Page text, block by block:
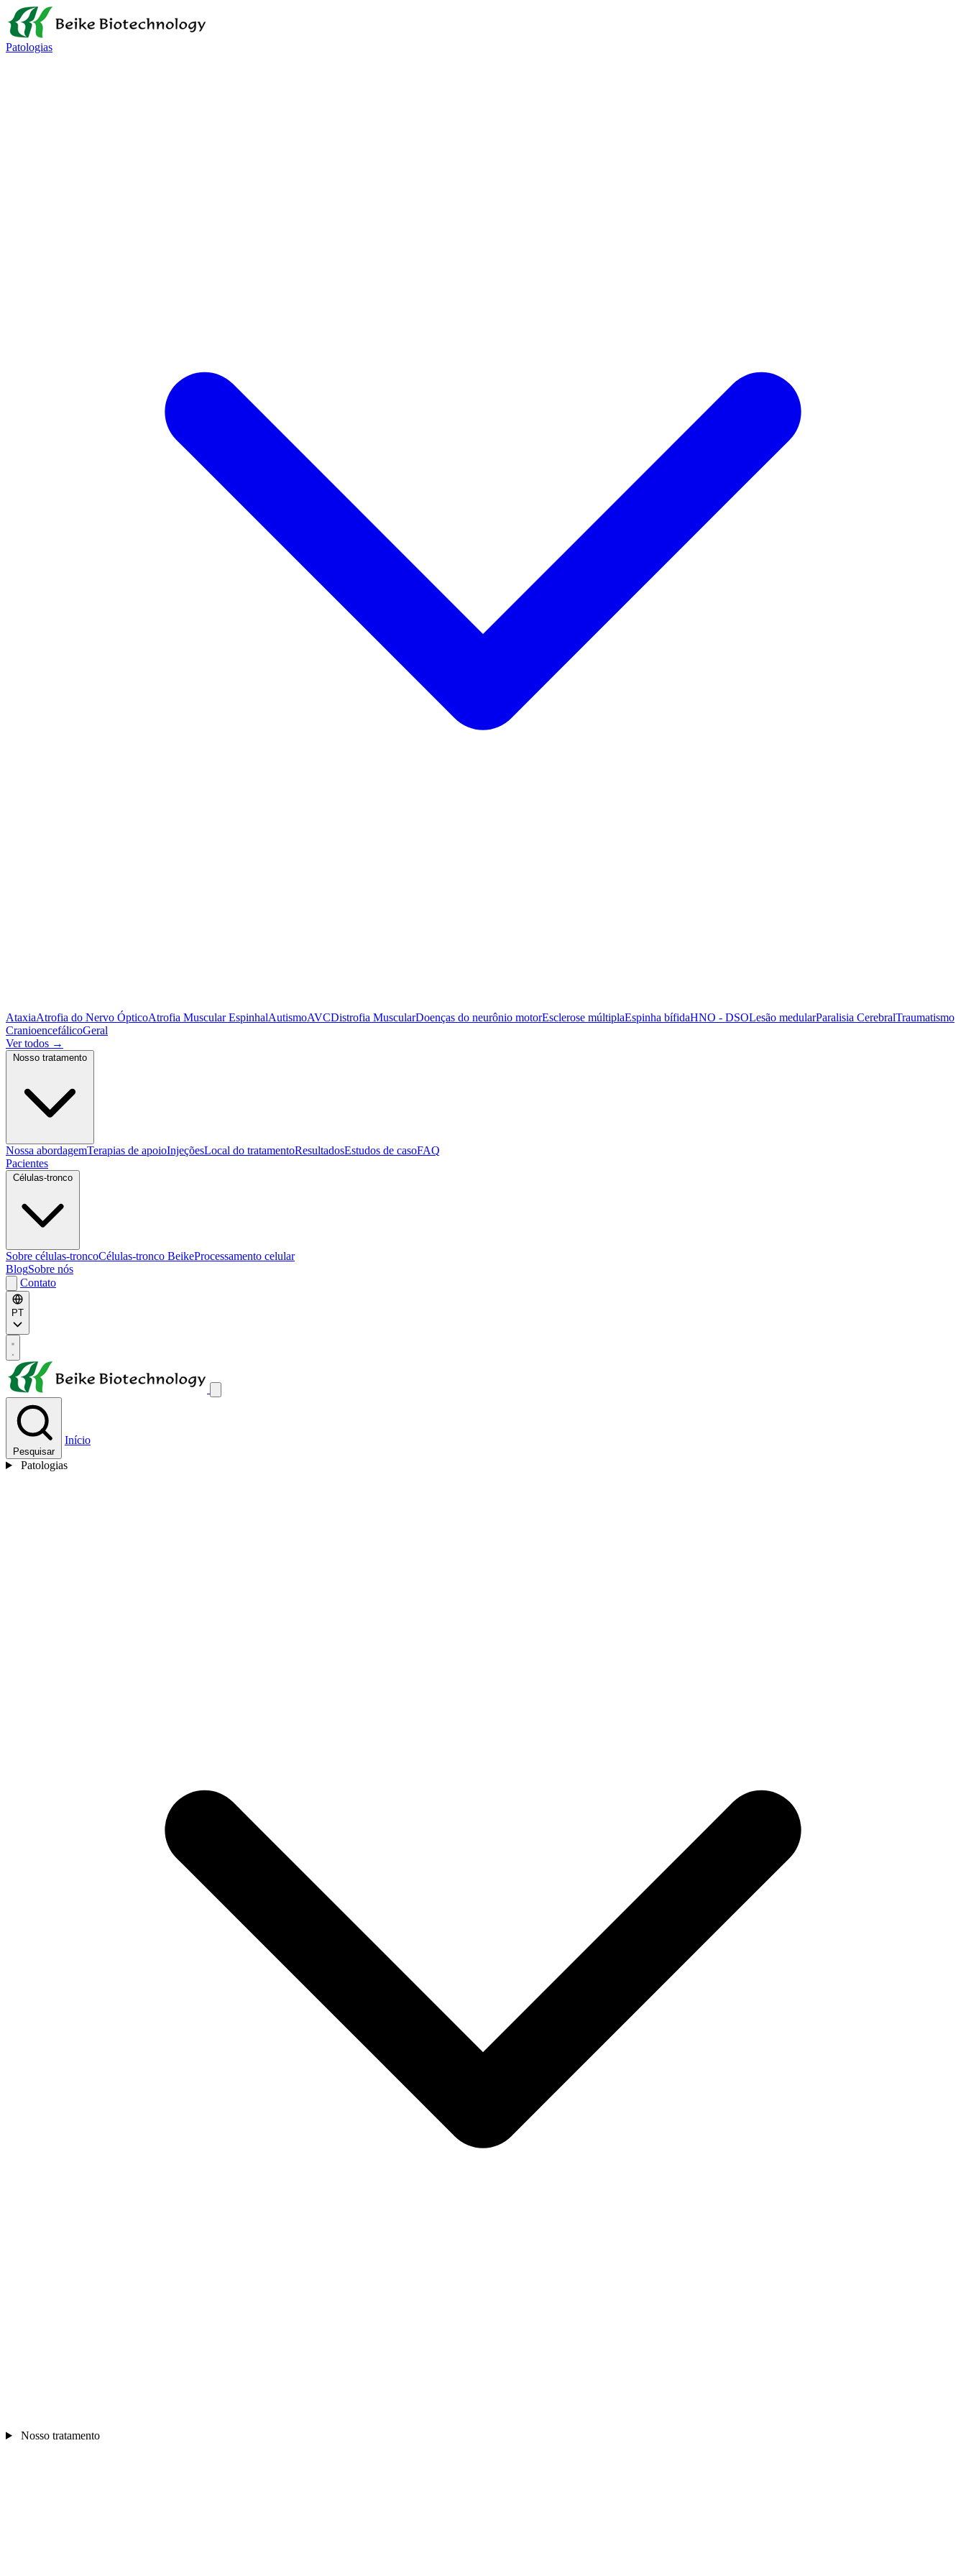
Patologias
AtaxiaAtrofia do Nervo ÓpticoAtrofia Muscular EspinhalAutismoAVCDistrofia MuscularDoenças do neurônio motorEsclerose múltiplaEspinha bífidaHNO - DSOLesão medularParalisia CerebralTraumatismo
CranioencefálicoGeral
Ver todos →
Nossa abordagemTerapias de apoioInjeçõesLocal do tratamentoResultadosEstudos de casoFAQ
Pacientes
Sobre células-troncoCélulas-tronco BeikeProcessamento celular
BlogSobre nós
Contato
PT
Pesquisar
Início
Patologias
Nosso tratamento